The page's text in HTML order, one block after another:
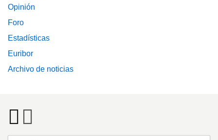
Opinión
Foro
Estadísticas
Euribor
Archivo de noticias